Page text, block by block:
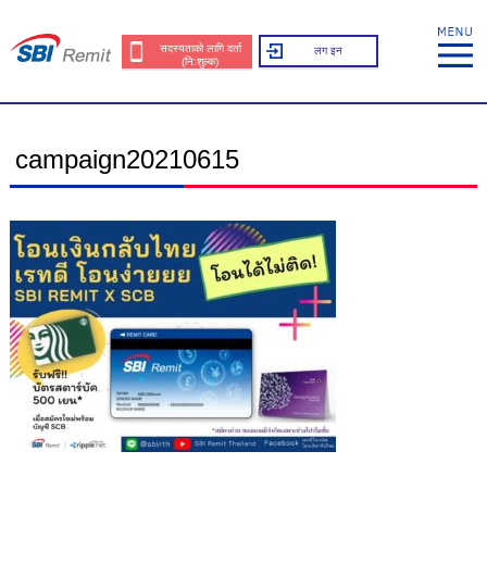
सदस्यताको लागि दर्ता
(नि:शुल्क)
लग इन
campaign20210615